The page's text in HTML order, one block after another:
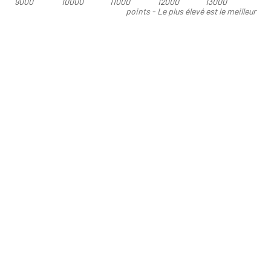
points - Le plus élevé est le meilleur